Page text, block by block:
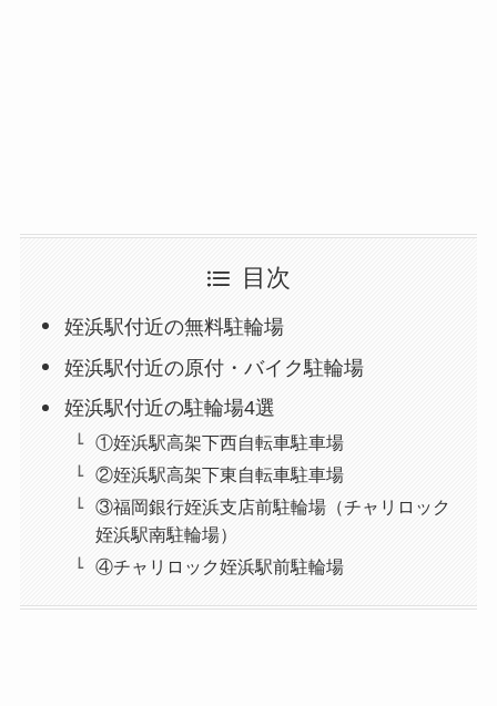
目次
姪浜駅付近の無料駐輪場
姪浜駅付近の原付・バイク駐輪場
姪浜駅付近の駐輪場4選
①姪浜駅高架下西自転車駐車場
②姪浜駅高架下東自転車駐車場
③福岡銀行姪浜支店前駐輪場（チャリロック
姪浜駅南駐輪場）
④チャリロック姪浜駅前駐輪場